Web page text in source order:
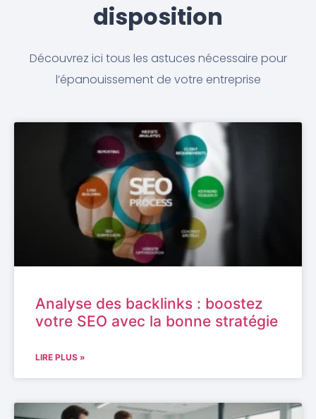
disposition
Découvrez ici tous les astuces nécessaire pour
l’épanouissement de votre entreprise
Analyse des backlinks : boostez
votre SEO avec la bonne stratégie
LIRE PLUS »